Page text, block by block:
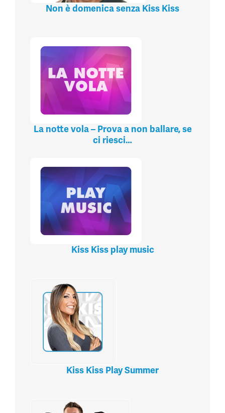
Non è domenica senza Kiss Kiss
La notte vola – Prova a non ballare, se
ci riesci…
Kiss Kiss play music
Kiss Kiss Play Summer